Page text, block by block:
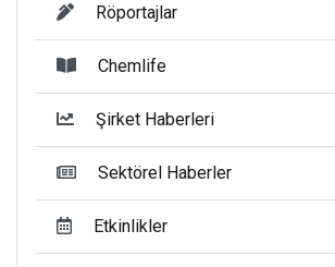
Röportajlar
Chemlife
Şirket Haberleri
Sektörel Haberler
Etkinlikler